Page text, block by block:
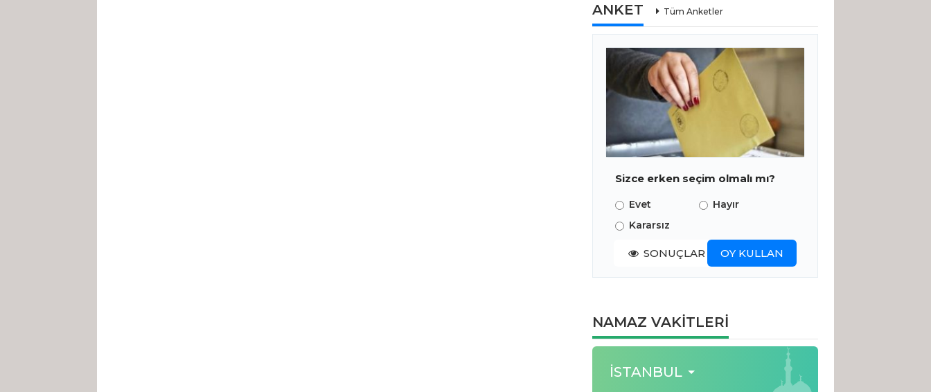
ANKET Tüm Anketler
Sizce erken seçim olmalı mı?
Evet
Hayır
Kararsız
SONUÇLAR OY KULLAN
NAMAZ VAKİTLERİ
İSTANBUL